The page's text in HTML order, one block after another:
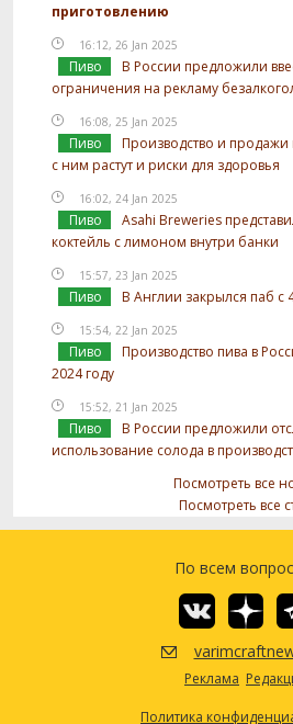
приготовлению
16:12, 26 Jan 2025
Пиво
В России предложили
ограничения на рекламу
16:08, 25 Jan 2025
Пиво
Производство и продажи
с ним растут и риски для здоровья
16:02, 24 Jan 2025
Пиво
Asahi Breweries
коктейль с лимоном внутри банки
15:57, 23 Jan 2025
Пиво В Англии закрылся паб с
15:54, 22 Jan 2025
Пиво
Производство пива в
2024 году
15:52, 21 Jan 2025
Пиво
В России предложили
использование солода в
Посмотреть все
Посмотреть все
По всем
Реклама
Политика